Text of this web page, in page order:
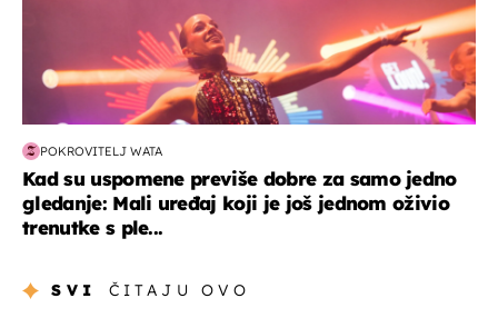
POKROVITELJ WATA
Kad su uspomene previše dobre za samo jedno
gledanje: Mali uređaj koji je još jednom oživio
trenutke s ple...
SVI ČITAJU OVO